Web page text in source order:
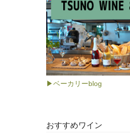
▶ベーカリーblog
おすすめワイン